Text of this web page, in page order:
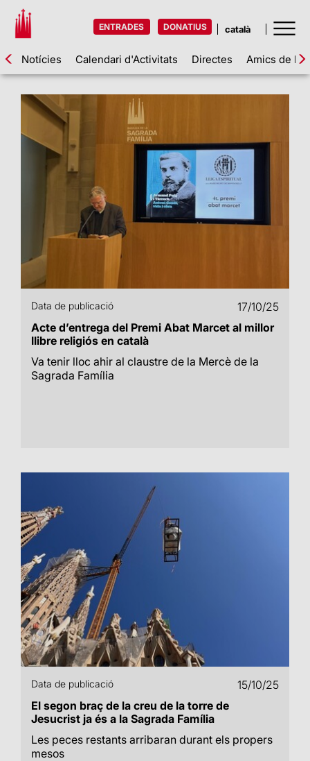
ENTRADES DONATIUS
Notícies Calendari d'Activitats Directes Amics de la
Data de publicació
17/10/25
Acte d’entrega del Premi Abat Marcet al millor
llibre religiós en català
Va tenir lloc ahir al claustre de la Mercè de la
Sagrada Família
Data de publicació
15/10/25
El segon braç de la creu de la torre de
Jesucrist ja és a la Sagrada Família
Les peces restants arribaran durant els propers
mesos